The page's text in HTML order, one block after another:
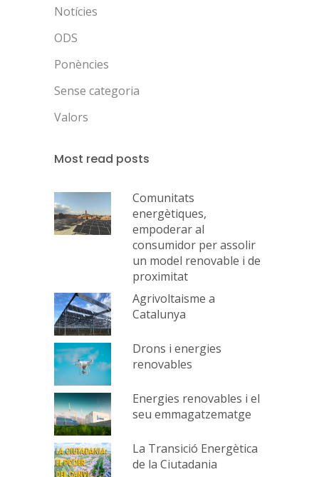
Notícies
ODS
Ponències
Sense categoria
Valors
Most read posts
Comunitats
energètiques,
empoderar al
consumidor per assolir
un model renovable i de
proximitat
Agrivoltaisme a
Catalunya
Drons i energies
renovables
Energies renovables i el
seu emmagatzematge
La Transició Energètica
de la Ciutadania